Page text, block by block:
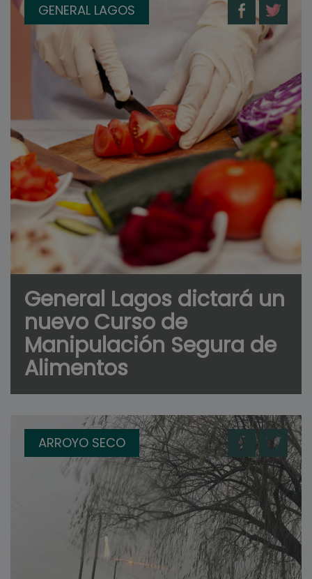
GENERAL LAGOS
General Lagos dictará un
nuevo Curso de
Manipulación Segura de
Alimentos
ARROYO SECO